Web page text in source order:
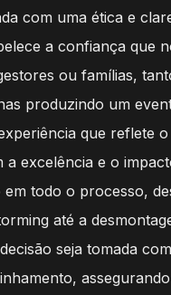
com uma ética e
a confiança que
ou famílias,
produzindo um
que reflete o
excelência e o
todo o processo,
até a
seja tomada